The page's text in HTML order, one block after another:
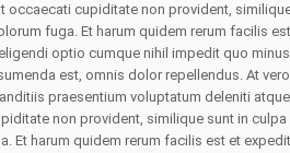
cupiditate non provident,
fuga. Et harum quidem rerum facilis
optio cumque nihil impedit quo
est, omnis dolor repellendus. At
praesentium voluptatum deleniti
non provident, similique sunt in
Et harum quidem rerum facilis est et